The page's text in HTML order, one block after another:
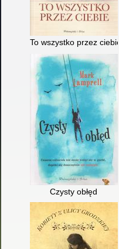
To wszystko przez ciebie
Czysty obłęd